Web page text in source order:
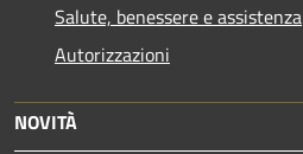
Salute, benessere e assistenza
Autorizzazioni
NOVITÀ